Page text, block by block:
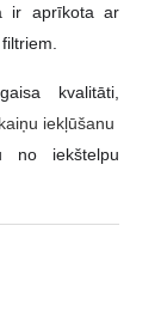
ir aprīkota ar
kvalitāti,
iekļūšanu
no iekštelpu